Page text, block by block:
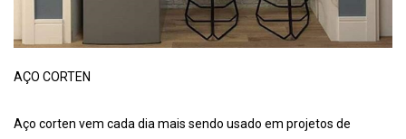
AÇO CORTEN
Aço corten vem cada dia mais sendo usado em projetos de